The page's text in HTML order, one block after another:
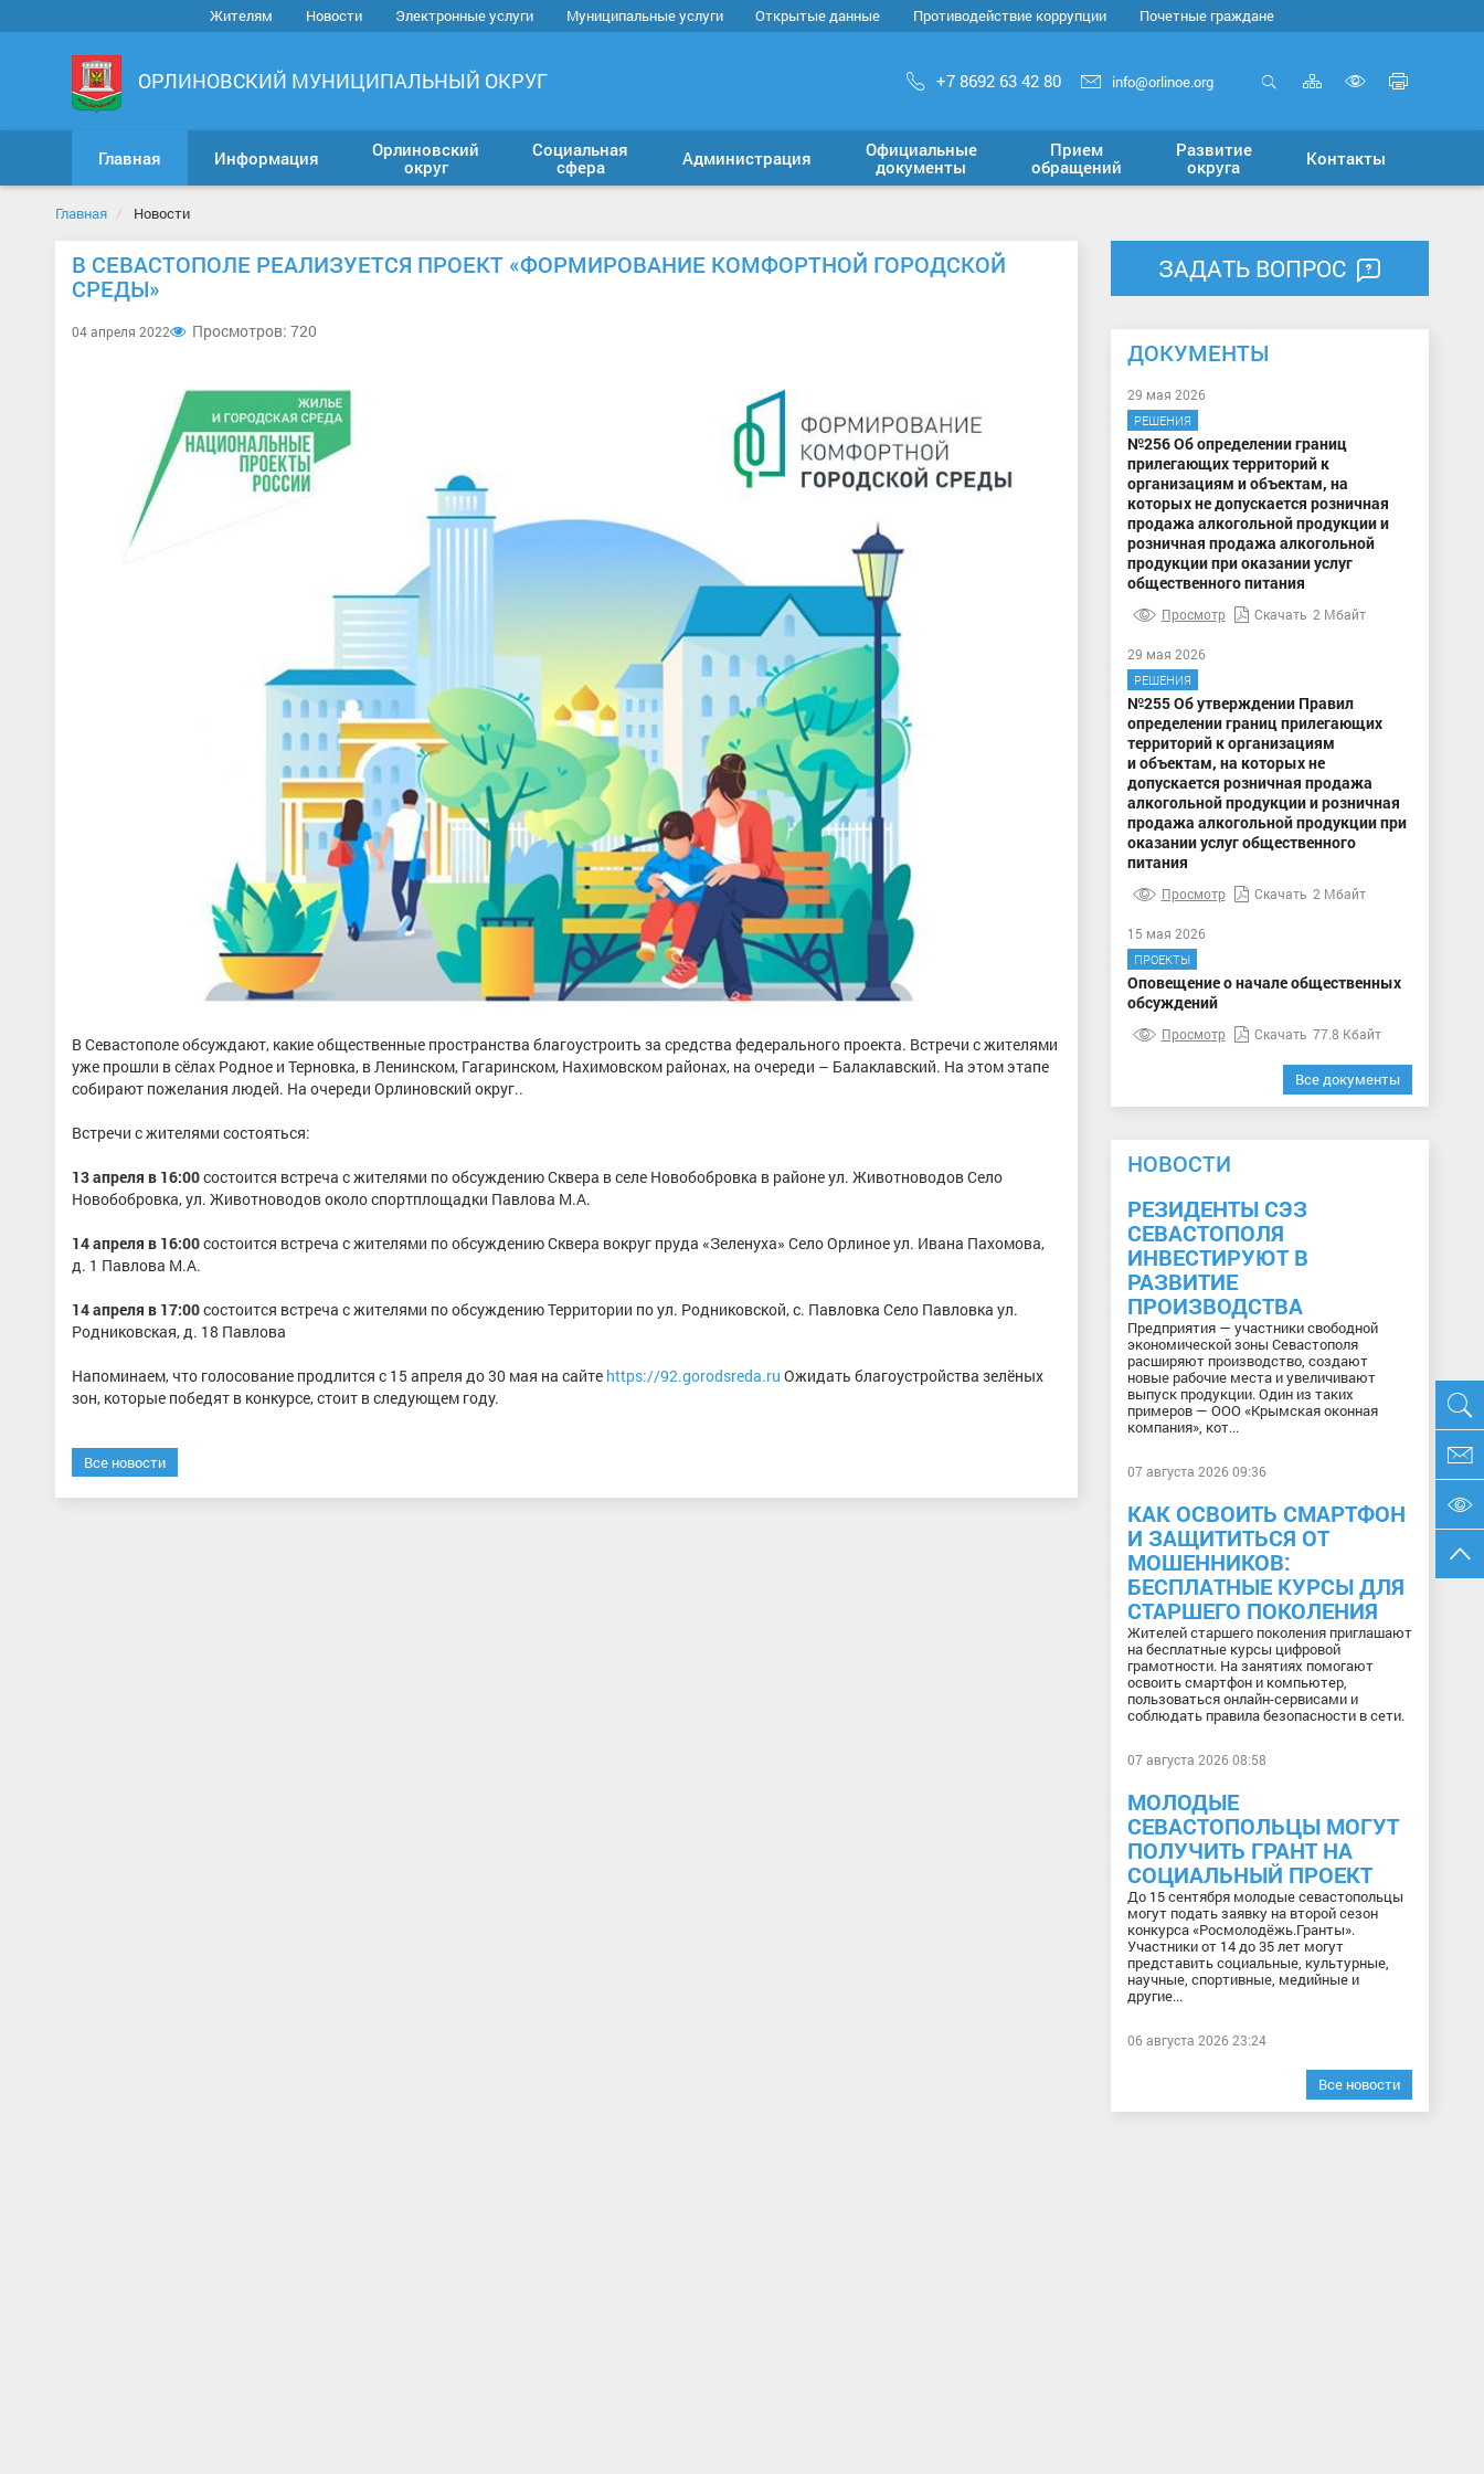
Жителям Новости Электронные услуги Муниципальные услуги Открытые данные Противодействие коррупции Почетные граждане
ОРЛИНОВСКИЙ МУНИЦИПАЛЬНЫЙ ОКРУГ +7 8692 63 42 80 info@orlinoe.org Карта
сайта
версию
для
Главная Информация
Орлиновский
округ
Социальная
сфера
Администрация
Официальные
документы
Прием
обращений
Развитие
округа
Контакты
Главная Новости
В СЕВАСТОПОЛЕ РЕАЛИЗУЕТСЯ ПРОЕКТ «ФОРМИРОВАНИЕ КОМФОРТНОЙ ГОРОДСКОЙ
СРЕДЫ»
04 апреля 2022 Просмотров: 720
В Севастополе обсуждают, какие общественные пространства благоустроить за средства федерального проекта. Встречи с жителями
уже прошли в сёлах Родное и Терновка, в Ленинском, Гагаринском, Нахимовском районах, на очереди – Балаклавский. На этом этапе
собирают пожелания людей. На очереди Орлиновский округ..
Встречи с жителями состояться:
13 апреля в 16:00состоится встреча с жителями по обсуждению Сквера в селе Новобобровка в районе ул. Животноводов Село
Новобобровка, ул. Животноводов около спортплощадки Павлова М.А.
14 апреля в 16:00состоится встреча с жителями по обсуждению Сквера вокруг пруда «Зеленуха» Село Орлиное ул. Ивана Пахомова,
д. 1 Павлова М.А.
14 апреля в 17:00состоится встреча с жителями по обсуждению Территории по ул. Родниковской, с. Павловка Село Павловка ул.
Родниковская, д. 18 Павлова
Напоминаем, что голосование продлится с 15 апреля до 30 мая на сайте https://92.gorodsreda.ru Ожидать благоустройства зелёных
зон, которые победят в конкурсе, стоит в следующем году.
Все новости
ЗАДАТЬ ВОПРОС
ДОКУМЕНТЫ
29 мая 2026
РЕШЕНИЯ
№256 Об определении границ
прилегающих территорий к
организациям и объектам, на
которых не допускается розничная
продажа алкогольной продукции и
розничная продажа алкогольной
продукции при оказании услуг
общественного питания
Просмотр Скачать 2 Мбайт
29 мая 2026
РЕШЕНИЯ
№255 Об утверждении Правил
определении границ прилегающих
территорий к организациям
и объектам, на которых не
допускается розничная продажа
алкогольной продукции и розничная
продажа алкогольной продукции при
оказании услуг общественного
питания
Просмотр Скачать 2 Мбайт
15 мая 2026
ПРОЕКТЫ
Оповещение о начале общественных
обсуждений
Просмотр Скачать 77.8 Кбайт
Все документы
НОВОСТИ
РЕЗИДЕНТЫ СЭЗ
СЕВАСТОПОЛЯ
ИНВЕСТИРУЮТ В
РАЗВИТИЕ
ПРОИЗВОДСТВА
Предприятия — участники свободной
экономической зоны Севастополя
расширяют производство, создают
новые рабочие места и увеличивают
выпуск продукции. Один из таких
примеров — ООО «Крымская оконная
компания», кот...
07 августа 2026 09:36
КАК ОСВОИТЬ СМАРТФОН
И ЗАЩИТИТЬСЯ ОТ
МОШЕННИКОВ:
БЕСПЛАТНЫЕ КУРСЫ ДЛЯ
СТАРШЕГО ПОКОЛЕНИЯ
Жителей старшего поколения приглашают
на бесплатные курсы цифровой
грамотности. На занятиях помогают
освоить смартфон и компьютер,
пользоваться онлайн-сервисами и
соблюдать правила безопасности в сети.
07 августа 2026 08:58
МОЛОДЫЕ
СЕВАСТОПОЛЬЦЫ МОГУТ
ПОЛУЧИТЬ ГРАНТ НА
СОЦИАЛЬНЫЙ ПРОЕКТ
До 15 сентября молодые севастопольцы
могут подать заявку на второй сезон
конкурса «Росмолодёжь.Гранты».
Участники от 14 до 35 лет могут
представить социальные, культурные,
научные, спортивные, медийные и
другие...
06 августа 2026 23:24
Все новости